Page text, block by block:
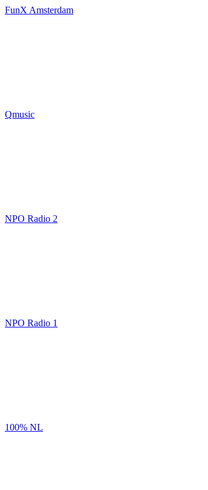
FunX Amsterdam
Qmusic
NPO Radio 2
NPO Radio 1
100% NL